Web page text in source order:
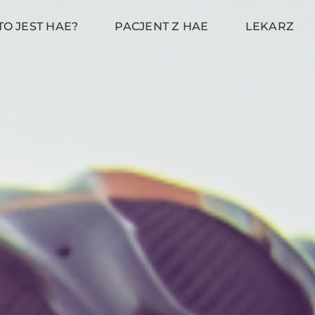
JEST HAE? PACJENT Z HAE LEKARZ